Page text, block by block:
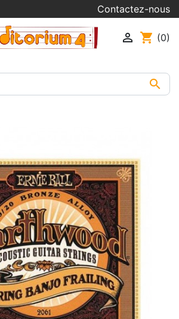
Contactez-nous

 shopping_cart (0)